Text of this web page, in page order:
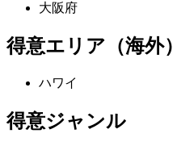
大阪府
得意エリア（海外）
ハワイ
得意ジャンル